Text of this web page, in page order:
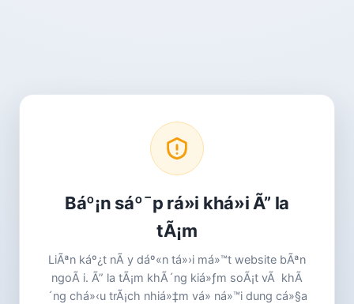
Báº¡n sáº¯p rá»i khá»i Ã” la
tÃ¡m
LiÃªn káº¿t nÃ y dáº«n tá»›i má»™t website bÃªn
ngoÃ i. Ã” la tÃ¡m khÃ´ng kiá»ƒm soÃ¡t vÃ khÃ
´ng chá»‹u trÃ¡ch nhiá»‡m vá» ná»™i dung cá»§a